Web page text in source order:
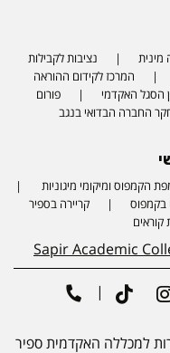
מינית
נציבות לקבילות
המרכז לקידום ההוראה
הסגל האקדמי
פורום
החברה הבדואי בנגב
הקמפוס ומיקומי מיגוניות
בקמפוס
קריירה בספיר
קוראים
Sapir Academic
למכללה האקדמית ספיר
Instagram
Tiktok
|
Phone number